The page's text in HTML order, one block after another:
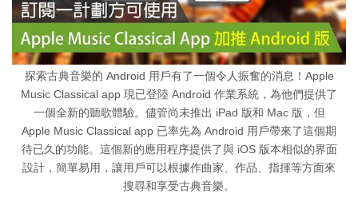
探索古典音樂的 Android 用戶有了一個令人振奮的消息！Apple
Music Classical app 現已登陸 Android 作業系統，為他們提供了
一個全新的聽歌體驗。儘管尚未推出 iPad 版和 Mac 版，但
Apple Music Classical app 已率先為 Android 用戶帶來了這個期
待已久的功能。這個新的應用程序提供了與 iOS 版本相似的界面
設計，簡單易用，讓用戶可以根據作曲家、作品、指揮等方面來
搜尋和享受古典音樂。